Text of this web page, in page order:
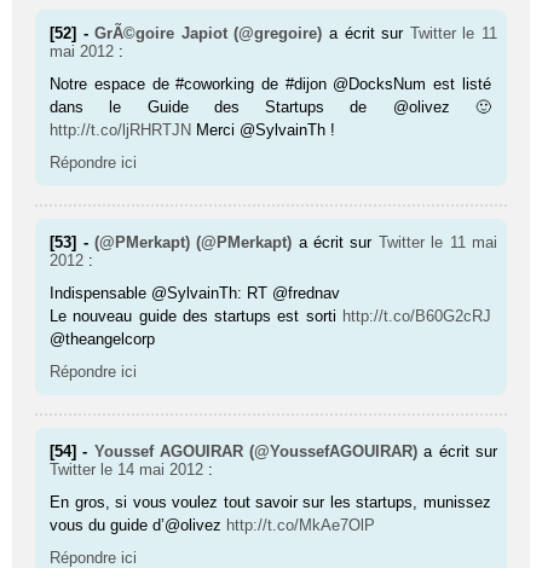
[52] -GrÃ©goire Japiot (@gregoire) a écrit sur Twitter le 11
mai 2012 :
Notre espace de #coworking de #dijon @DocksNum est listé
dans le Guide des Startups de @olivez 🙂
http://t.co/ljRHRTJN Merci @SylvainTh !
Répondre ici
[53] - (@PMerkapt) (@PMerkapt) a écrit sur Twitter le 11 mai
2012 :
Indispensable @SylvainTh: RT @frednav
Le nouveau guide des startups est sorti http://t.co/B60G2cRJ
@theangelcorp
Répondre ici
[54] - Youssef AGOUIRAR (@YoussefAGOUIRAR) a écrit sur
Twitter le 14 mai 2012 :
En gros, si vous voulez tout savoir sur les startups, munissez
vous du guide d’@olivez http://t.co/MkAe7OlP
Répondre ici